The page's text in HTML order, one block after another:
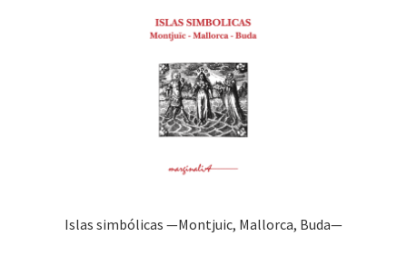
Islas simbólicas —Montjuic, Mallorca, Buda—